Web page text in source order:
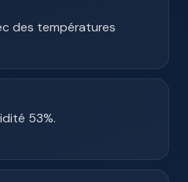
des températures
53%.